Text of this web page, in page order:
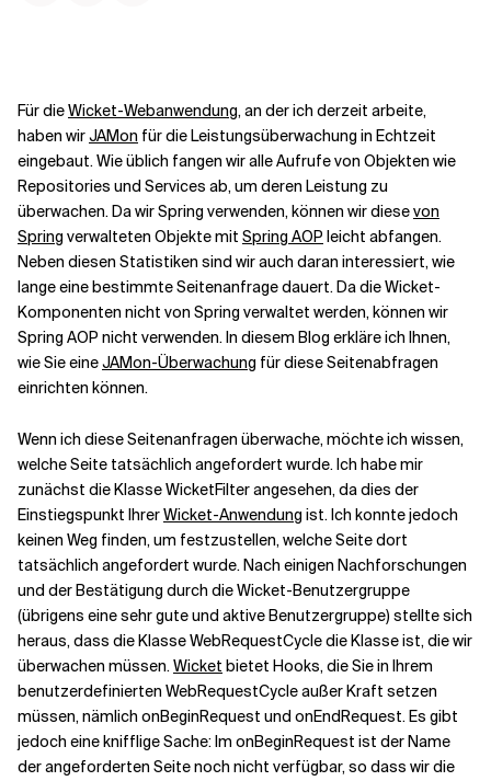
Verwandte Themen
Für dieWicket-Webanwendung, an der ich derzeit arbeite,
haben wirJAMon für die Leistungsüberwachung in Echtzeit
eingebaut. Wie üblich fangen wir alle Aufrufe von Objekten wie
Repositories und Services ab, um deren Leistung zu
überwachen. Da wir Spring verwenden, können wir diesevon
Spring verwalteten Objekte mit Spring AOP leicht abfangen.
Neben diesen Statistiken sind wir auch daran interessiert, wie
lange eine bestimmte Seitenanfrage dauert. Da dieWicket-
Komponenten nicht von Spring verwaltet werden, können wir
Spring AOP nicht verwenden. In diesem Blog erkläre ich Ihnen,
wie Sie eineJAMon-Überwachung für diese Seitenabfragen
einrichten können.
Wenn ich diese Seitenanfragen überwache, möchte ich wissen,
welche Seite tatsächlich angefordert wurde. Ich habe mir
zunächst die Klasse WicketFilter angesehen, da dies der
Einstiegspunkt IhrerWicket-Anwendung ist. Ich konnte jedoch
keinen Weg finden, um festzustellen, welche Seite dort
tatsächlich angefordert wurde. Nach einigen Nachforschungen
und der Bestätigung durch die Wicket-Benutzergruppe
(übrigens eine sehr gute und aktive Benutzergruppe) stellte sich
heraus, dass die Klasse WebRequestCycle die Klasse ist, die wir
überwachen müssen.Wicket bietet Hooks, die Sie in Ihrem
benutzerdefinierten WebRequestCycle außer Kraft setzen
müssen, nämlich onBeginRequest und onEndRequest. Es gibt
jedoch eine knifflige Sache: Im onBeginRequest ist der Name
der angeforderten Seite noch nicht verfügbar, so dass wir die